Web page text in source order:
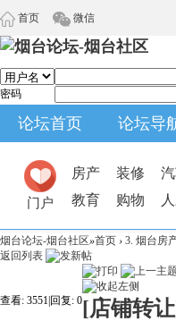
首页 微信
密码
论坛首页 论坛导
门户
房产 装修
教育
购物
烟台论坛-烟台社区»首页 › 3. 烟台房
返回列表
查看: 3551 回复: 0[店铺转